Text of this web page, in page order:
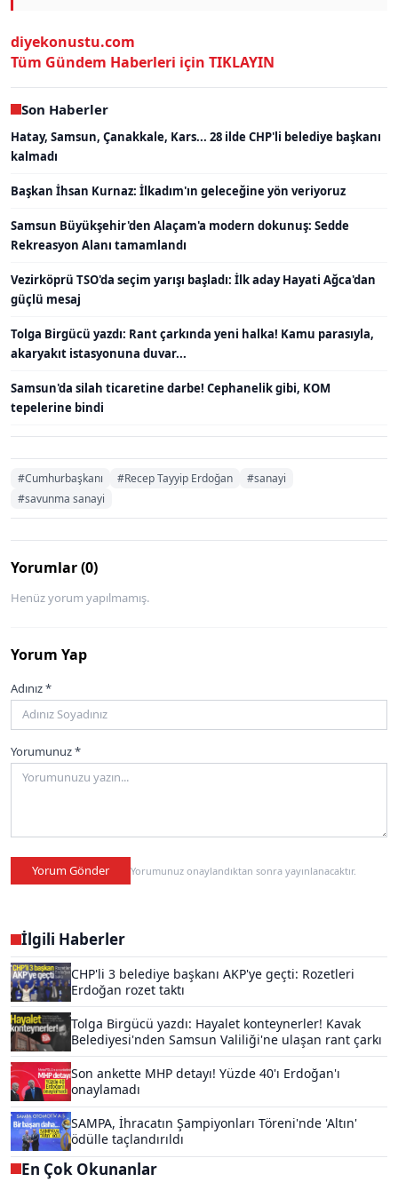
diyekonustu.com
Tüm Gündem Haberleri için TIKLAYIN
Son Haberler
Hatay, Samsun, Çanakkale, Kars... 28 ilde CHP'li belediye başkanı
kalmadı
Başkan İhsan Kurnaz: İlkadım'ın geleceğine yön veriyoruz
Samsun Büyükşehir'den Alaçam'a modern dokunuş: Sedde
Rekreasyon Alanı tamamlandı
Vezirköprü TSO'da seçim yarışı başladı: İlk aday Hayati Ağca'dan
güçlü mesaj
Tolga Birgücü yazdı: Rant çarkında yeni halka! Kamu parasıyla,
akaryakıt istasyonuna duvar...
Samsun'da silah ticaretine darbe! Cephanelik gibi, KOM
tepelerine bindi
#Cumhurbaşkanı #Recep Tayyip Erdoğan
#sanayi
#savunma sanayi
Yorumlar (0)
Henüz yorum yapılmamış.
Yorum Yap
Adınız *
Yorumunuz *
Yorum Gönder Yorumunuz onaylandıktan sonra yayınlanacaktır.
İlgili Haberler
CHP'li 3 belediye başkanı AKP'ye geçti: Rozetleri
Erdoğan rozet taktı
Tolga Birgücü yazdı: Hayalet konteynerler! Kavak
Belediyesi'nden Samsun Valiliği'ne ulaşan rant çarkı
Son ankette MHP detayı! Yüzde 40'ı Erdoğan'ı
onaylamadı
SAMPA, İhracatın Şampiyonları Töreni'nde 'Altın'
ödülle taçlandırıldı
En Çok Okunanlar